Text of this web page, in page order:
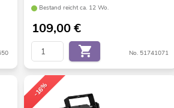
Bestand reicht ca. 12 Wo.
109,00€
No. 51741071
-16%